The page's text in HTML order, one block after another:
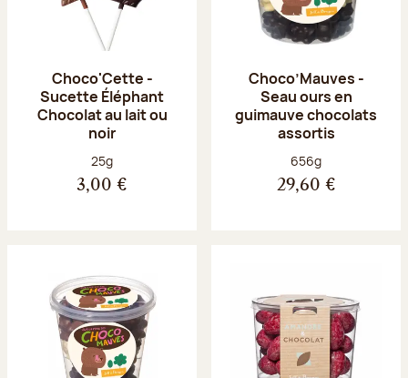
Choco'Cette -
Sucette Éléphant
Chocolat au lait ou
noir
Poids net :
25g
3,00 €
Choco’Mauves -
Seau ours en
guimauve chocolats
assortis
Poids net :
656g
29,60 €